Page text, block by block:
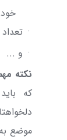
·
· و ...
نکته
که
موضع